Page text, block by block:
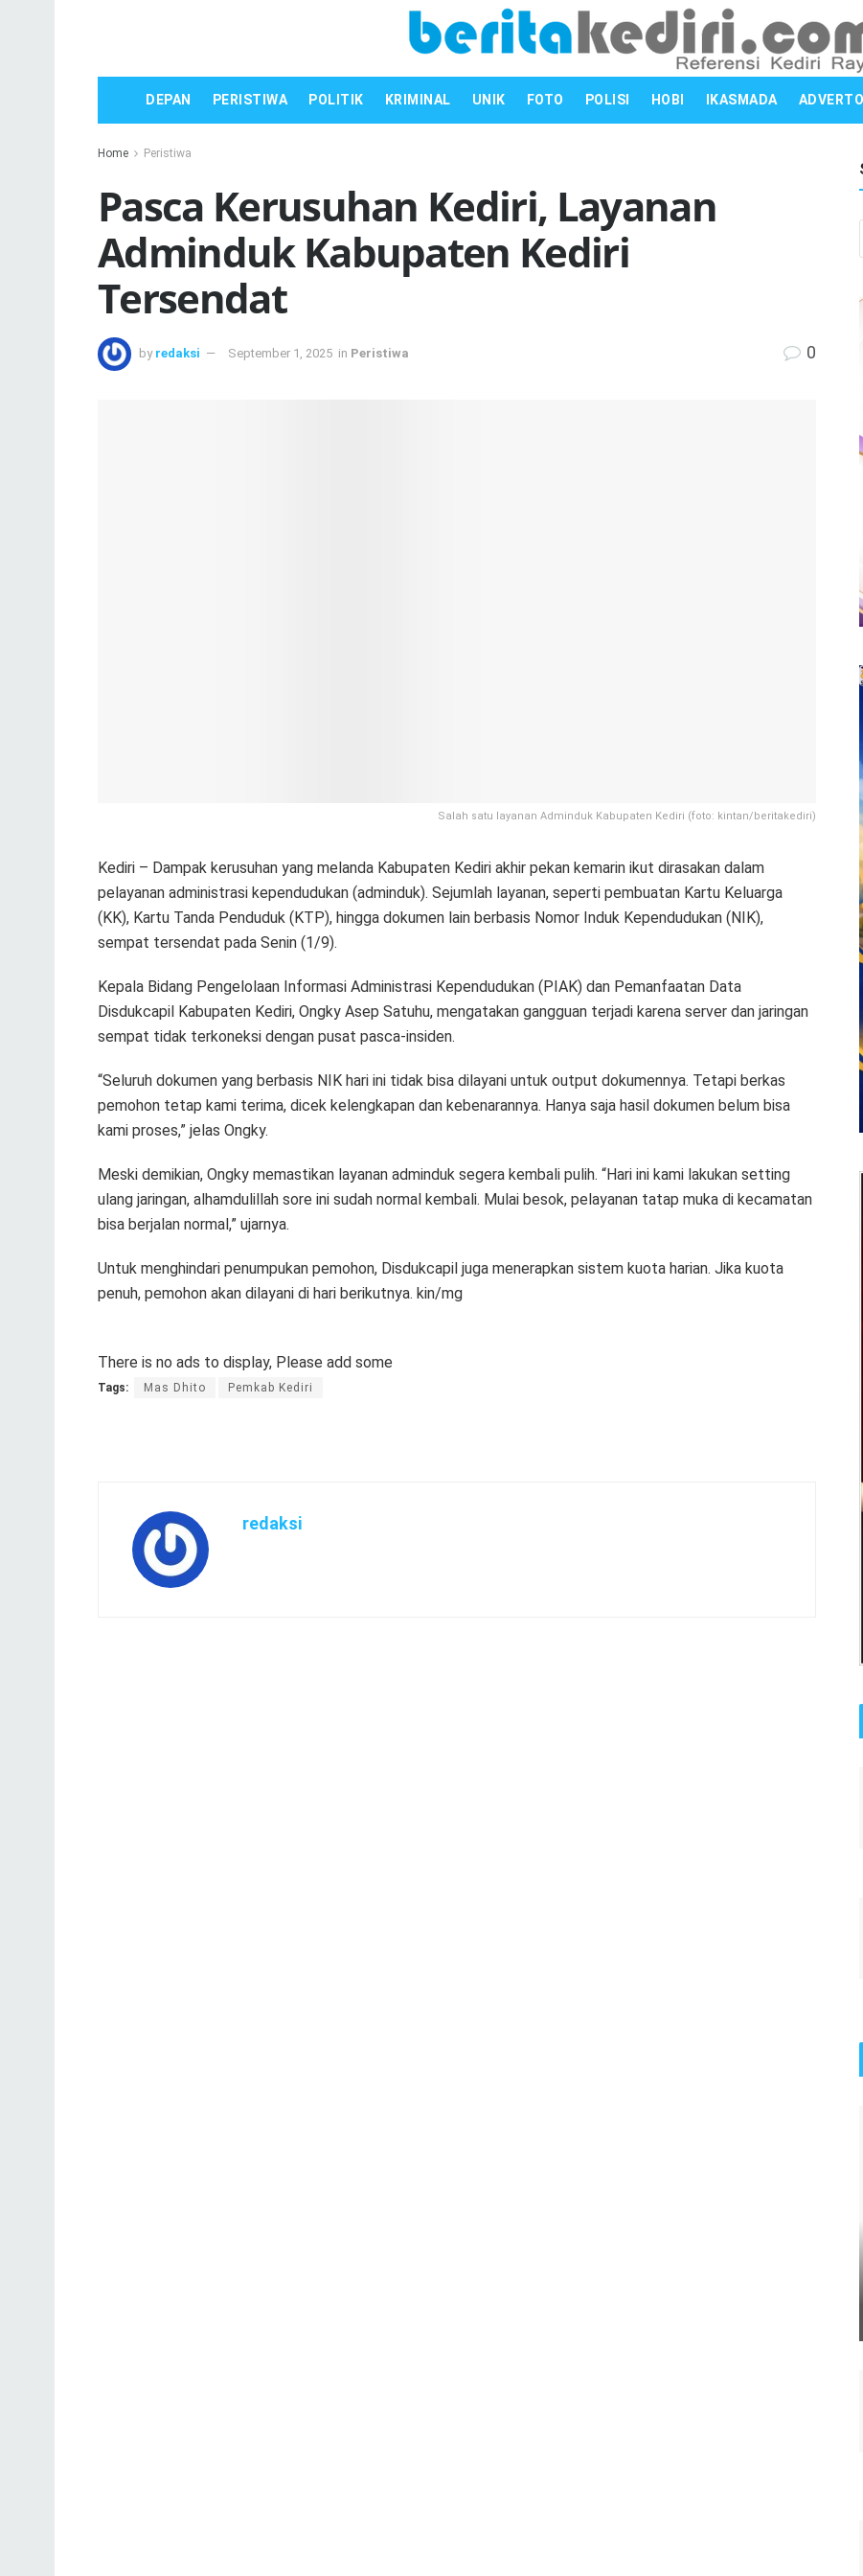
DEPAN PERISTIWA POLITIK KRIMINAL UNIK FOTO POLISI HOBI IKASMADA
Home Peristiwa
Pasca Kerusuhan Kediri, Layanan
Adminduk Kabupaten Kediri
Tersendat
by redaksi September 1, 2025 in Peristiwa 0
Salah satu layanan Adminduk Kabupaten Kediri (foto: kintan/beritakediri)
Kediri – Dampak kerusuhan yang melanda Kabupaten Kediri akhir pekan kemarin ikut dirasakan dalam
pelayanan administrasi kependudukan (adminduk). Sejumlah layanan, seperti pembuatan Kartu Keluarga
(KK), Kartu Tanda Penduduk (KTP), hingga dokumen lain berbasis Nomor Induk Kependudukan (NIK),
sempat tersendat pada Senin (1/9).
Kepala Bidang Pengelolaan Informasi Administrasi Kependudukan (PIAK) dan Pemanfaatan Data
Disdukcapil Kabupaten Kediri, Ongky Asep Satuhu, mengatakan gangguan terjadi karena server dan jaringan
sempat tidak terkoneksi dengan pusat pasca-insiden.
“Seluruh dokumen yang berbasis NIK hari ini tidak bisa dilayani untuk output dokumennya. Tetapi berkas
pemohon tetap kami terima, dicek kelengkapan dan kebenarannya. Hanya saja hasil dokumen belum bisa
kami proses,” jelas Ongky.
Meski demikian, Ongky memastikan layanan adminduk segera kembali pulih. “Hari ini kami lakukan setting
ulang jaringan, alhamdulillah sore ini sudah normal kembali. Mulai besok, pelayanan tatap muka di kecamatan
bisa berjalan normal,” ujarnya.
Untuk menghindari penumpukan pemohon, Disdukcapil juga menerapkan sistem kuota harian. Jika kuota
penuh, pemohon akan dilayani di hari berikutnya. kin/mg
There is no ads to display, Please add some
Tags: Mas Dhito Pemkab Kediri
redaksi